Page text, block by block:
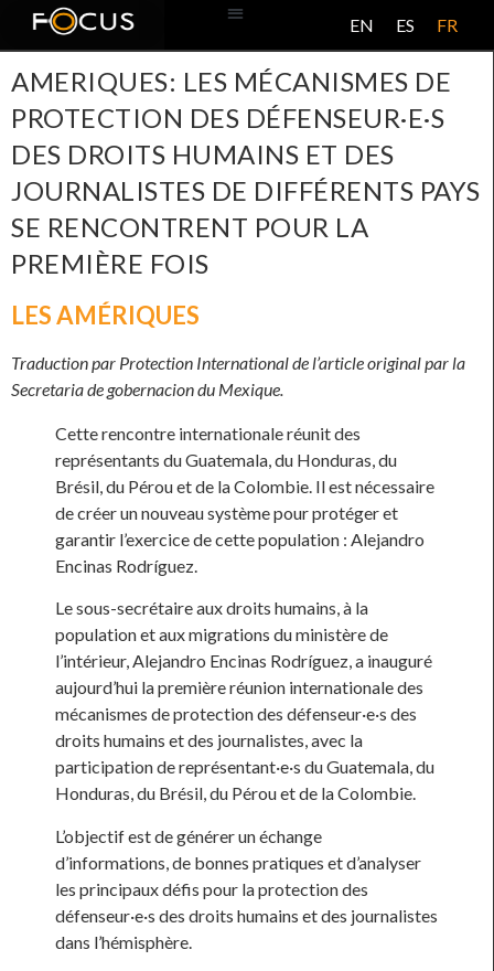
EN ES FR
AMERIQUES: LES MÉCANISMES DE
PROTECTION DES DÉFENSEUR·E·S
DES DROITS HUMAINS ET DES
JOURNALISTES DE DIFFÉRENTS PAYS
SE RENCONTRENT POUR LA
PREMIÈRE FOIS
LES AMÉRIQUES
Traduction par Protection International de l’article original par la
Secretaria de gobernacion du Mexique.
Cette rencontre internationale réunit des
représentants du Guatemala, du Honduras, du
Brésil, du Pérou et de la Colombie. Il est nécessaire
de créer un nouveau système pour protéger et
garantir l’exercice de cette population : Alejandro
Encinas Rodríguez.
Le sous-secrétaire aux droits humains, à la
population et aux migrations du ministère de
l’intérieur, Alejandro Encinas Rodríguez, a inauguré
aujourd’hui la première réunion internationale des
mécanismes de protection des défenseur·e·s des
droits humains et des journalistes, avec la
participation de représentant·e·s du Guatemala, du
Honduras, du Brésil, du Pérou et de la Colombie.
L’objectif est de générer un échange
d’informations, de bonnes pratiques et d’analyser
les principaux défis pour la protection des
défenseur·e·s des droits humains et des journalistes
dans l’hémisphère.